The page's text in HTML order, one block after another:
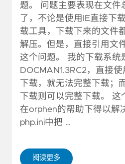
题。 问题主要表现在文件
了，不论是使用IE直接下
载工具，下载下来的文件
解压。但是，直接引用文
这个问题。 我的下载系统
DOCMAN1.3RC2，直接
下载，就无法完整下载；
下载则可以完整下载。
在orphen的帮助下得以解
php.ini中把 …
阅读更多